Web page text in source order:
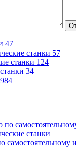
47
станки 57
станки 124
34
984
станки